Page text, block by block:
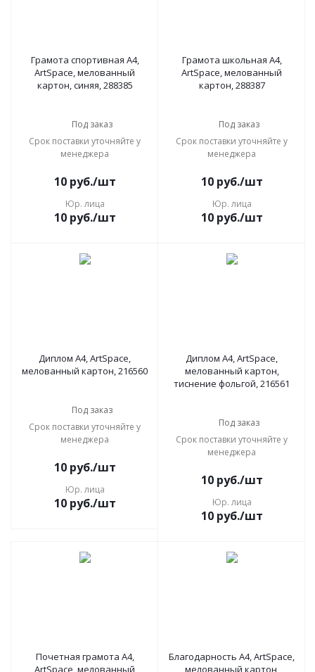
Грамота спортивная А4,
ArtSpace, мелованный
картон, синяя, 288385
Под заказ
Срок поставки уточняйте у
менеджера
10руб./шт
Юр. лица
10руб./шт
Грамота школьная А4,
ArtSpace, мелованный
картон, 288387
Под заказ
Срок поставки уточняйте у
менеджера
10руб./шт
Юр. лица
10руб./шт
Диплом А4, ArtSpace,
мелованный картон, 216560
Под заказ
Срок поставки уточняйте у
менеджера
10руб./шт
Юр. лица
10руб./шт
Диплом А4, ArtSpace,
мелованный картон,
тиснение фольгой, 216561
Под заказ
Срок поставки уточняйте у
менеджера
10руб./шт
Юр. лица
10руб./шт
Почетная грамота А4,
ArtSpace, мелованный
Благодарность А4, ArtSpace,
мелованный картон,